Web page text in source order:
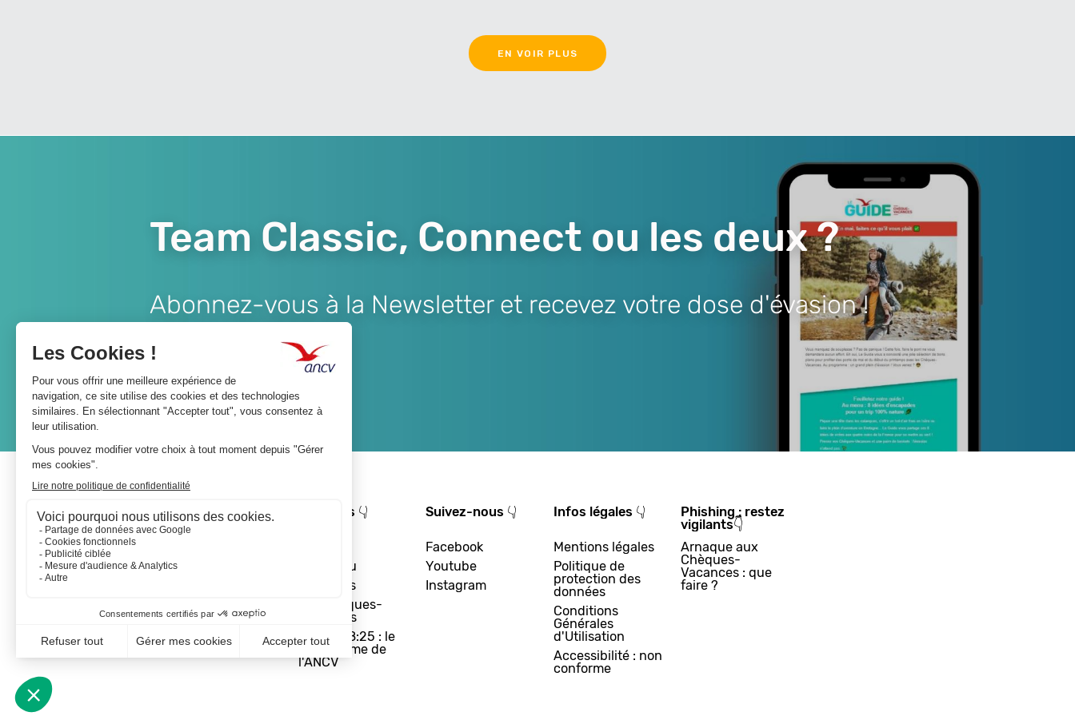
EN VOIR PLUS
Team Classic, Connect ou les deux ?
Abonnez-vous à la Newsletter et recevez votre dose d'évasion !
A propos 👇
Le réseau
Les actus
Les Chèques-
Vacances
Départ 18:25 : le
programme de
l'ANCV
Suivez-nous 👇
Facebook
Youtube
Instagram
Infos légales 👇
Mentions légales
Politique de
protection des
données
Conditions
Générales
d'Utilisation
Accessibilité : non
conforme
Phishing : restez
vigilants👇
Arnaque aux
Chèques-
Vacances : que
faire ?